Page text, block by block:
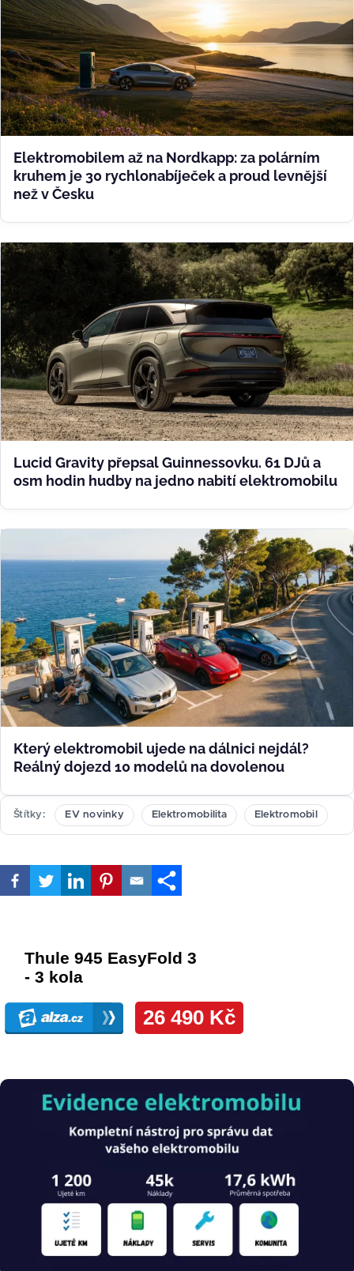
Elektromobilem až na Nordkapp: za polárním
kruhem je 30 rychlonabíječek a proud levnější
než v Česku
Lucid Gravity přepsal Guinnessovku. 61 DJů a
osm hodin hudby na jedno nabití elektromobilu
Který elektromobil ujede na dálnici nejdál?
Reálný dojezd 10 modelů na dovolenou
Štítky EV novinky Elektromobilita Elektromobil
Obrázek